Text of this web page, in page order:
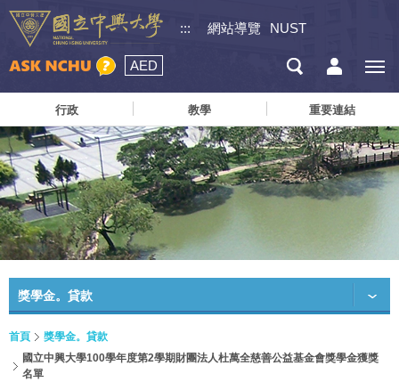
::: 網站導覽 NUST
AED
行政 教學 重要連結
獎學金。貸款
首頁
獎學金。貸款
國立中興大學100學年度第2學期財團法人杜萬全慈善公益基金會獎學金獲獎
名單